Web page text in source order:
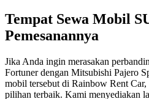
Tempat Sewa Mobil
Pemesanannya
Jika Anda ingin merasakan
Fortuner dengan Mitsubishi Pajero
mobil tersebut di Rainbow Rent
pilihan terbaik. Kami menyediakan